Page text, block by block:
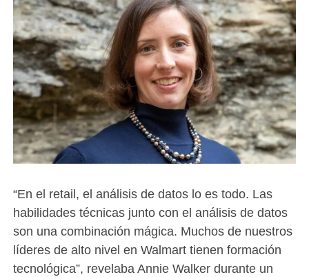
“En el retail, el análisis de datos lo es todo. Las
habilidades técnicas junto con el análisis de datos
son una combinación mágica. Muchos de nuestros
líderes de alto nivel en Walmart tienen formación
tecnológica”, revelaba Annie Walker durante un